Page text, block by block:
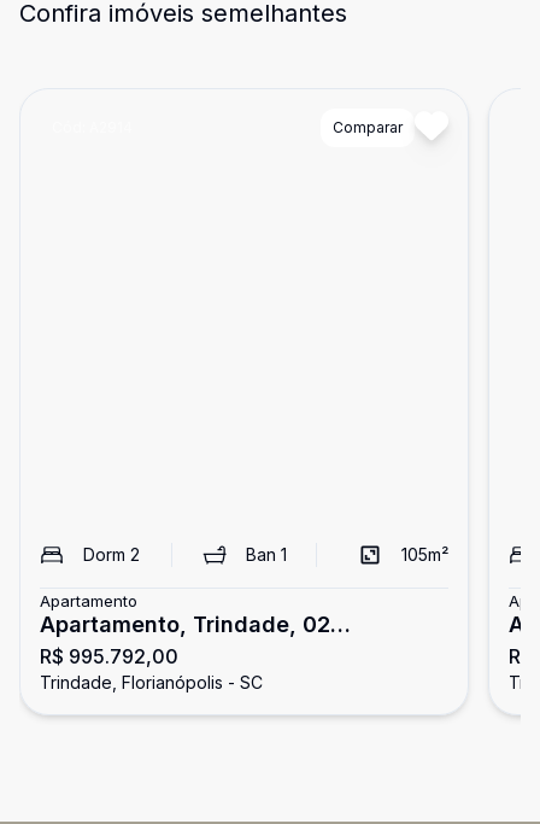
Confira imóveis semelhantes
Comparar
Dorm 2 Ban 1 105m²
Apartamento
Apartamento, Trindade, 02
dormitórios/01 suíte.
R$ 995.792,00
Trindade, Florianópolis - SC